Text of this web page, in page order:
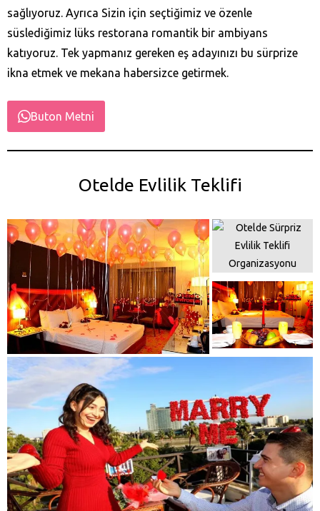
sağlıyoruz. Ayrıca Sizin için seçtiğimiz ve özenle
süslediğimiz lüks restorana romantik bir ambiyans
katıyoruz. Tek yapmanız gereken eş adayınızı bu sürprize
ikna etmek ve mekana habersizce getirmek.
Buton Metni
Otelde Evlilik Teklifi